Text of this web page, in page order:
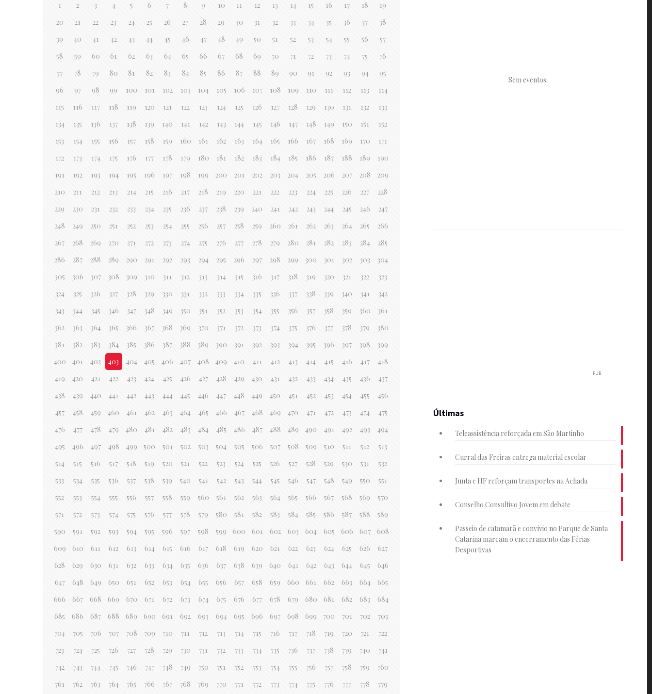
1 2 3 4 5 6 7 8 9 10 11 12 13 14 15 16 17 18
19
20
21 22 23 24 25 26 27 28 29 30 31 32 33 34 35 36 37
38
39
40 41 42 43 44 45 46 47 48 49 50 51 52 53 54 55 56
57
58
59 60 61 62 63 64 65 66 67 68 69 70 71 72 73 74 75
76
77
78 79 80 81 82 83 84 85 86 87 88 89 90 91 92 93 94
95
96
97 98 99 100 101 102 103 104 105 106 107 108 109 110 111 112 113
114
115
116 117 118 119 120 121 122 123 124 125 126 127 128 129 130 131 132
133
134
135 136 137 138 139 140 141 142 143 144 145 146 147 148 149 150 151
152
153
154 155 156 157 158 159 160 161 162 163 164 165 166 167 168 169 170
171
172
173 174 175 176 177 178 179 180 181 182 183 184 185 186 187 188 189
190
191
192 193 194 195 196 197 198 199 200 201 202 203 204 205 206 207 208
209
210
211 212 213 214 215 216 217 218 219 220 221 222 223 224 225 226 227
228
229
230 231 232 233 234 235 236 237 238 239 240 241 242 243 244 245 246
247
248
249 250 251 252 253 254 255 256 257 258 259 260 261 262 263 264 265
266
267
268 269 270 271 272 273 274 275 276 277 278 279 280 281 282 283 284
285
286
287 288 289 290 291 292 293 294 295 296 297 298 299 300 301 302 303
304
305
306 307 308 309 310 311 312 313 314 315 316 317 318 319 320 321 322
323
324
325 326 327 328 329 330 331 332 333 334 335 336 337 338 339 340 341
342
343
344 345 346 347 348 349 350 351 352 353 354 355 356 357 358 359 360
361
362
363 364 365 366 367 368 369 370 371 372 373 374 375 376 377 378 379
380
381
382 383 384 385 386 387 388 389 390 391 392 393 394 395 396 397 398
399
400
401 402 403 404 405 406 407 408 409 410 411 412 413 414 415 416 417
418
419
420 421 422 423 424 425 426 427 428 429 430 431 432 433 434 435 436
437
438
439 440 441 442 443 444 445 446 447 448 449 450 451 452 453 454 455
456
457
458 459 460 461 462 463 464 465 466 467 468 469 470 471 472 473 474
475
476
477 478 479 480 481 482 483 484 485 486 487 488 489 490 491 492 493
494
495
496 497 498 499 500 501 502 503 504 505 506 507 508 509 510 511 512
513
514
515 516 517 518 519 520 521 522 523 524 525 526 527 528 529 530 531
532
533
534 535 536 537 538 539 540 541 542 543 544 545 546 547 548 549 550
551
552
553 554 555 556 557 558 559 560 561 562 563 564 565 566 567 568 569
570
571
572 573 574 575 576 577 578 579 580 581 582 583 584 585 586 587 588
589
590
591 592 593 594 595 596 597 598 599 600 601 602 603 604 605 606 607
608
609
610 611 612 613 614 615 616 617 618 619 620 621 622 623 624 625 626
627
628
629 630 631 632 633 634 635 636 637 638 639 640 641 642 643 644 645
646
647
648 649 650 651 652 653 654 655 656 657 658 659 660 661 662 663 664
665
666
667 668 669 670 671 672 673 674 675 676 677 678 679 680 681 682 683
684
685
686 687 688 689 690 691 692 693 694 695 696 697 698 699 700 701 702
703
704
705 706 707 708 709 710 711 712 713 714 715 716 717 718 719 720 721
722
723
724 725 726 727 728 729 730 731 732 733 734 735 736 737 738 739 740
741
742
743 744 745 746 747 748 749 750 751 752 753 754 755 756 757 758 759
760
761
762 763 764 765 766 767 768 769 770 771 772 773 774 775 776 777 778 779
Sem eventos.
PUB
Últimas
Teleassistência reforçada em São Martinho
Curral das Freiras entrega material escolar
Junta e HF reforçam transportes na Achada
Conselho Consultivo Jovem em debate
Passeio de catamarã e convívio no Parque de Santa
Catarina marcam o encerramento das Férias
Desportivas